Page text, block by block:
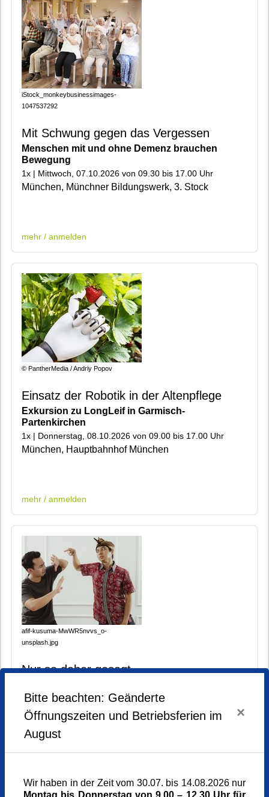
iStock_monkeybusinessimages-
1047537292
Mit Schwung gegen das Vergessen
Menschen mit und ohne Demenz brauchen
Bewegung
1x | Mittwoch, 07.10.2026 von 09.30 bis 17.00 Uhr
München, Münchner Bildungswerk, 3. Stock
mehr / anmelden
© PantherMedia / Andriy Popov
Einsatz der Robotik in der Altenpflege
Exkursion zu LongLeif in Garmisch-
Partenkirchen
1x | Donnerstag, 08.10.2026 von 09.00 bis 17.00 Uhr
München, Hauptbahnhof München
mehr / anmelden
afif-kusuma-MwWR5nvvs_o-
unsplash.jpg
Nur so daher gesagt
Aussagen
1x | Freitag, 09.10.2026 von 16.00 bis 18.15 Uhr
München, Münchner Bildungswerk, 2. Stock
|402|900|905|910|
Bitte beachten: Geänderte
Öffnungszeiten und Betriebsferien im
August
×
Wir haben in der Zeit vom 30.07. bis 14.08.2026 nur
Montag bis Donnerstag von 9.00 – 12.30 Uhr für